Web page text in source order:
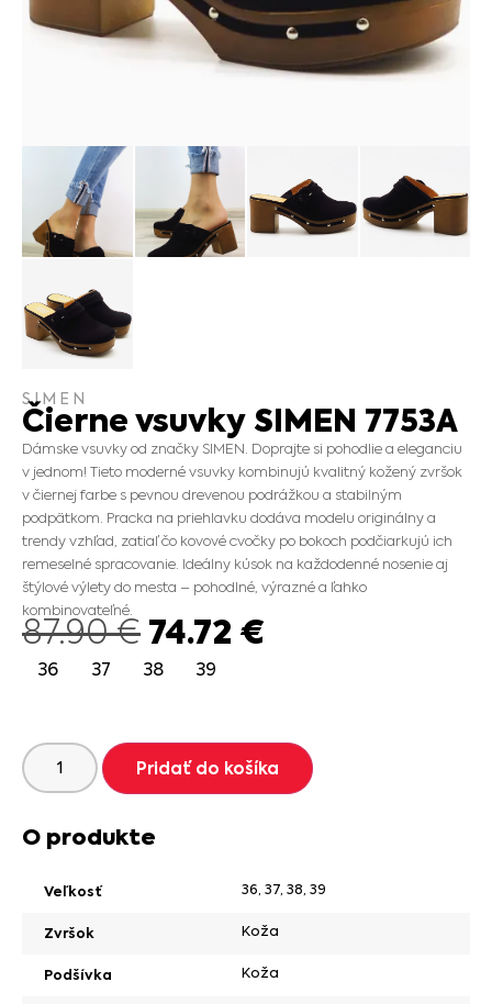
SIMEN
Čierne vsuvky SIMEN 7753A
Dámske vsuvky od značky SIMEN. Doprajte si pohodlie a eleganciu
v jednom! Tieto moderné vsuvky kombinujú kvalitný kožený zvršok
v čiernej farbe s pevnou drevenou podrážkou a stabilným
podpätkom. Pracka na priehlavku dodáva modelu originálny a
trendy vzhľad, zatiaľ čo kovové cvočky po bokoch podčiarkujú ich
remeselné spracovanie. Ideálny kúsok na každodenné nosenie aj
štýlové výlety do mesta – pohodlné, výrazné a ľahko
kombinovateľné.
87.90€ 74.72 €
36 37 38 39
Pridať do košíka
O produkte
Veľkosť 36, 37, 38, 39
Zvršok Koža
Podšívka Koža